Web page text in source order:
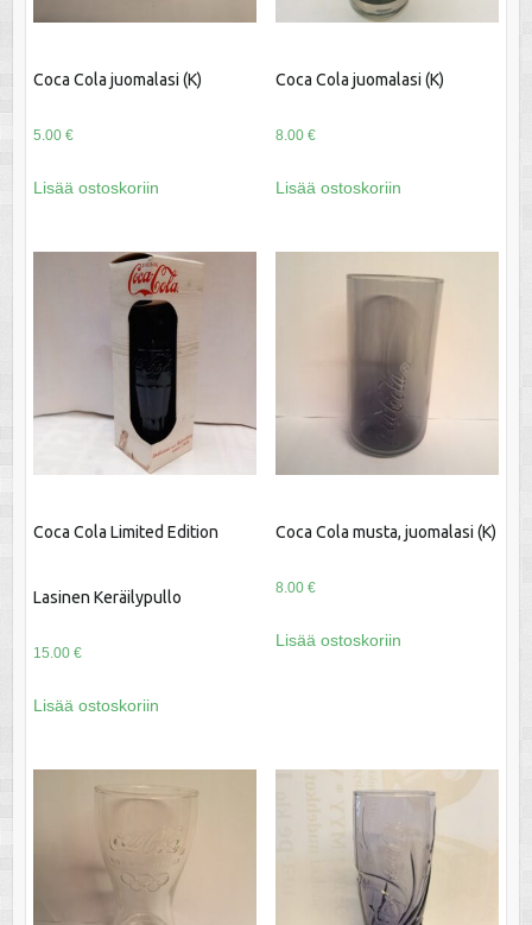
Coca Cola juomalasi (K)
5.00 €
Lisää ostoskoriin
Coca Cola juomalasi (K)
8.00 €
Lisää ostoskoriin
Coca Cola Limited Edition
Lasinen Keräilypullo
15.00 €
Lisää ostoskoriin
Coca Cola musta, juomalasi (K)
8.00 €
Lisää ostoskoriin